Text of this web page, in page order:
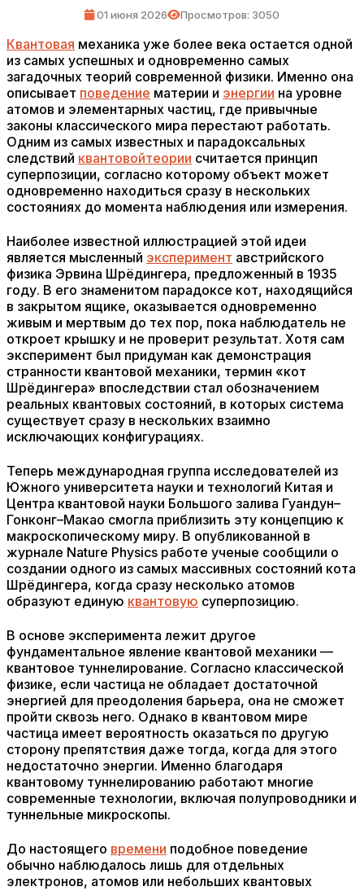
01 июня 2026 Просмотров: 3050
Квантовая механика уже более века остается одной
из самых успешных и одновременно самых
загадочных теорий современной физики. Именно она
описывает поведение материи и энергии на уровне
атомов и элементарных частиц, где привычные
законы классического мира перестают работать.
Одним из самых известных и парадоксальных
следствий квантовойтеории считается принцип
суперпозиции, согласно которому объект может
одновременно находиться сразу в нескольких
состояниях до момента наблюдения или измерения.
Наиболее известной иллюстрацией этой идеи
является мысленный эксперимент австрийского
физика Эрвина Шрёдингера, предложенный в 1935
году. В его знаменитом парадоксе кот, находящийся
в закрытом ящике, оказывается одновременно
живым и мертвым до тех пор, пока наблюдатель не
откроет крышку и не проверит результат. Хотя сам
эксперимент был придуман как демонстрация
странности квантовой механики, термин «кот
Шрёдингера» впоследствии стал обозначением
реальных квантовых состояний, в которых система
существует сразу в нескольких взаимно
исключающих конфигурациях.
Теперь международная группа исследователей из
Южного университета науки и технологий Китая и
Центра квантовой науки Большого залива Гуандун–
Гонконг–Макао смогла приблизить эту концепцию к
макроскопическому миру. В опубликованной в
журнале Nature Physics работе ученые сообщили о
создании одного из самых массивных состояний кота
Шрёдингера, когда сразу несколько атомов
образуют единую квантовую суперпозицию.
В основе эксперимента лежит другое
фундаментальное явление квантовой механики —
квантовое туннелирование. Согласно классической
физике, если частица не обладает достаточной
энергией для преодоления барьера, она не сможет
пройти сквозь него. Однако в квантовом мире
частица имеет вероятность оказаться по другую
сторону препятствия даже тогда, когда для этого
недостаточно энергии. Именно благодаря
квантовому туннелированию работают многие
современные технологии, включая полупроводники и
туннельные микроскопы.
До настоящего времени подобное поведение
обычно наблюдалось лишь для отдельных
электронов, атомов или небольших квантовых